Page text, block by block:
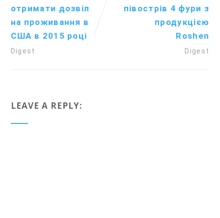
отримати дозвіл
на проживання в
США в 2015 році
Digest
півострів 4 фури з
продукцією
Roshen
Digest
LEAVE A REPLY: